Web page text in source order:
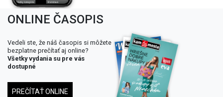
ONLINE ČASOPIS
Vedeli ste, že náš časopis si môžete
bezplatne prečítať aj online?
Všetky vydania su pre vás
dostupné
PREČÍTAŤ ONLINE